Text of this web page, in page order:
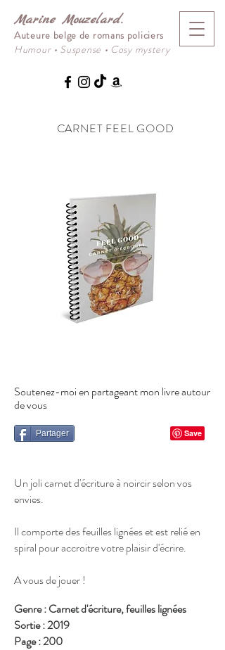
Marine Mouzelard.
Auteure belge de romans policiers
Humour • Suspense • Cosy mystery
CARNET FEEL GOOD
Soutenez-moi en partageant mon livre autour
de vous
Partager
Un joli carnet d'écriture à noircir selon vos
envies.
Il comporte des feuilles lignées et est relié en
spiral pour accroitre votre plaisir d'écrire.
A vous de jouer !
Genre : Carnet d'écriture, feuilles lignées
Sortie : 2019
Page : 200